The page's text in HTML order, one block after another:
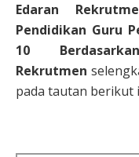
Edaran
Pendidikan Guru
10
Rekrutmen
pada tautan berikut